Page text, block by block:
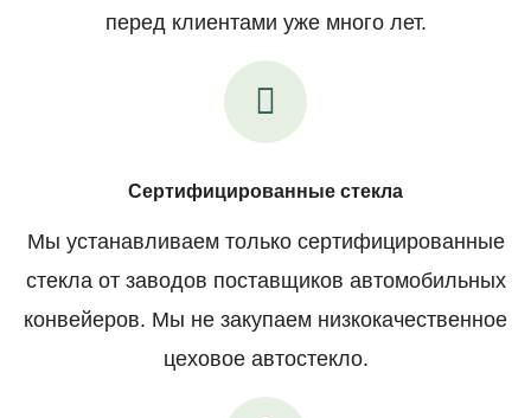
перед клиентами уже много лет.
Сертифицированные стекла
Мы устанавливаем только сертифицированные
стекла от заводов поставщиков автомобильных
конвейеров. Мы не закупаем низкокачественное
цеховое автостекло.